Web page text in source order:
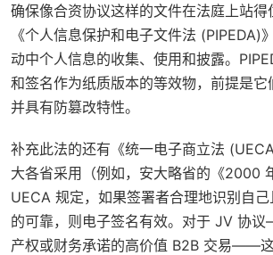
确保像合资协议这样的文件在法庭上站得
《个人信息保护和电子文件法 (PIPEDA)
动中个人信息的收集、使用和披露。
和签名作为纸质版本的等效物，前提是它
并具有防篡改特性。
补充此法的还有《统一电子商立法
大各省采用（例如，安大略省的《2000
UECA 规定，如果签署者合理地识别自
的可靠，则电子签名有效。对于 JV 协
产权或财务承诺的高价值 B2B 交易——